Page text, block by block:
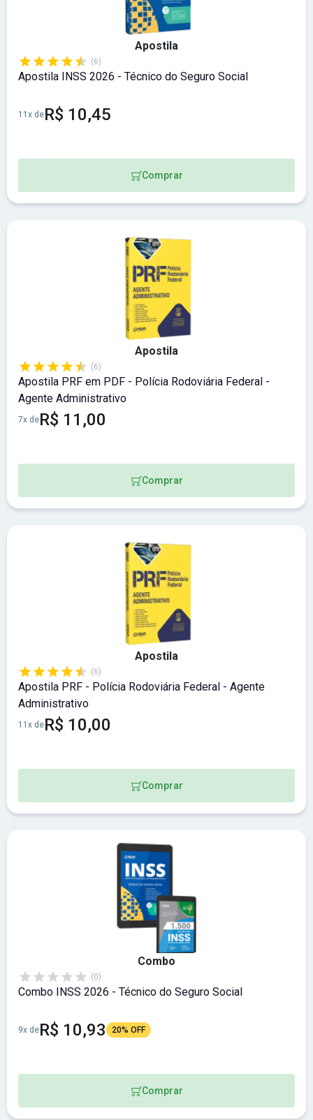
Apostila
(6)
Apostila INSS 2026 - Técnico do Seguro Social
11x deR$ 10,45
Comprar
Apostila
(6)
Apostila PRF em PDF - Polícia Rodoviária Federal -
Agente Administrativo
7x deR$ 11,00
Comprar
Apostila
(6)
Apostila PRF - Polícia Rodoviária Federal - Agente
Administrativo
11x deR$ 10,00
Comprar
Combo
(0)
Combo INSS 2026 - Técnico do Seguro Social
9x deR$ 10,93 20% OFF
Comprar